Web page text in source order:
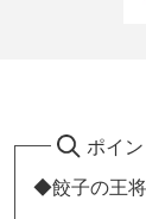
ポイン
◆餃子の王